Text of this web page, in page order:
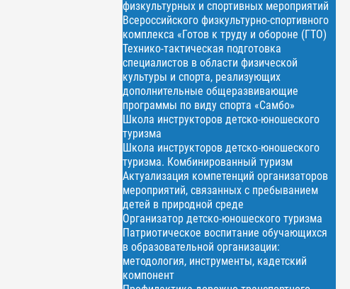
физкультурных и спортивных мероприятий
Всероссийского физкультурно-спортивного
комплекса «Готов к труду и обороне (ГТО)
Технико-тактическая подготовка
специалистов в области физической
культуры и спорта, реализующих
дополнительные общеразвивающие
программы по виду спорта «Самбо»
Школа инструкторов детско-юношеского
туризма
Школа инструкторов детско-юношеского
туризма. Комбинированный туризм
Актуализация компетенций организаторов
мероприятий, связанных с пребыванием
детей в природной среде
Организатор детско-юношеского туризма
Патриотическое воспитание обучающихся
в образовательной организации:
методология, инструменты, кадетский
компонент